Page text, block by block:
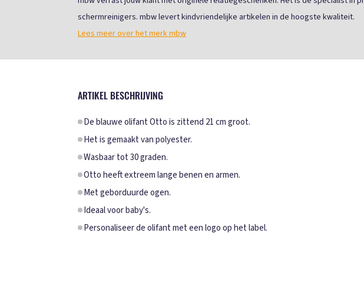
schermreinigers. mbw levert kindvriendelijke artikelen in de hoogste kwaliteit.
Lees meer over het merk mbw
ARTIKEL BESCHRIJVING
De blauwe olifant Otto is zittend 21 cm groot.
Het is gemaakt van polyester.
Wasbaar tot 30 graden.
Otto heeft extreem lange benen en armen.
Met geborduurde ogen.
Ideaal voor baby's.
Personaliseer de olifant met een logo op het label.